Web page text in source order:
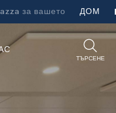
за вашето ДОМ
ТЪРСЕНЕ